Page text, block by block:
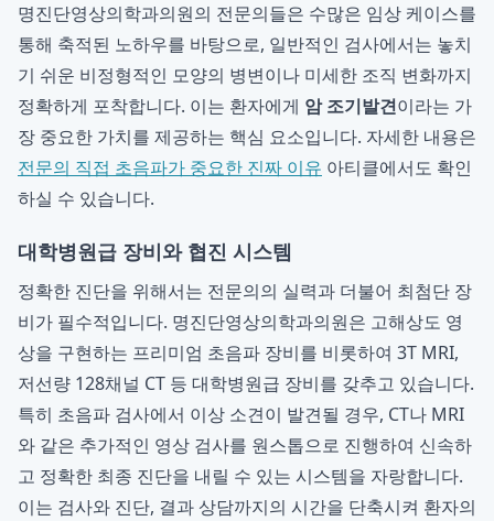
명진단영상의학과의원의 전문의들은 수많은 임상 케이스를
통해 축적된 노하우를 바탕으로, 일반적인 검사에서는 놓치
기 쉬운 비정형적인 모양의 병변이나 미세한 조직 변화까지
정확하게 포착합니다. 이는 환자에게 암 조기발견이라는 가
장 중요한 가치를 제공하는 핵심 요소입니다. 자세한 내용은
전문의 직접 초음파가 중요한 진짜 이유 아티클에서도 확인
하실 수 있습니다.
대학병원급 장비와 협진 시스템
정확한 진단을 위해서는 전문의의 실력과 더불어 최첨단 장
비가 필수적입니다. 명진단영상의학과의원은 고해상도 영
상을 구현하는 프리미엄 초음파 장비를 비롯하여 3T MRI,
저선량 128채널 CT 등 대학병원급 장비를 갖추고 있습니다.
특히 초음파 검사에서 이상 소견이 발견될 경우, CT나 MRI
와 같은 추가적인 영상 검사를 원스톱으로 진행하여 신속하
고 정확한 최종 진단을 내릴 수 있는 시스템을 자랑합니다.
이는 검사와 진단, 결과 상담까지의 시간을 단축시켜 환자의